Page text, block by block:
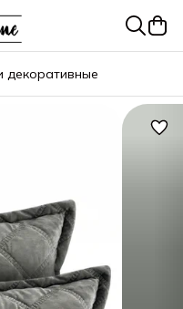
декоративные